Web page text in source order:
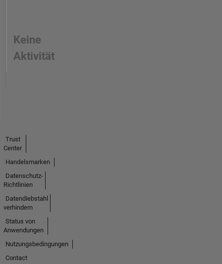
Keine
Aktivität
Trust
Center
Handelsmarken
Datenschutz-
Richtlinien
Datendiebstahl
verhindern
Status von
Anwendungen
Nutzungsbedingungen
Contact